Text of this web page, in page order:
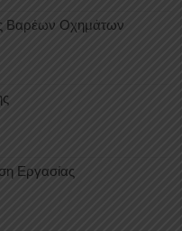
Βαρέων Οχημάτων
Εργασίας